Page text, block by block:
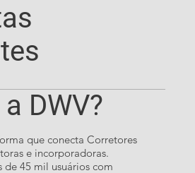
DWV?
que conecta Corretores
e incorporadoras.
de 45 mil usuários com